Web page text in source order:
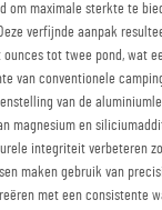
om maximale sterkte te
verfijnde aanpak
tot twee pond, wat
van conventionele
van de
magnesium en
integriteit verbeteren
maken gebruik van
met een consistente